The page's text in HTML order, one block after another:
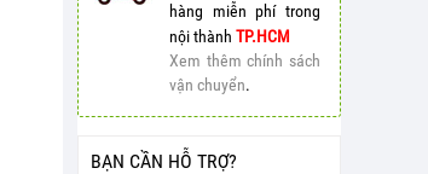
hàng miễn phí trong
nội thành TP.HCM
Xem thêm chính sách
vận chuyển.
BẠN CẦN HỖ TRỢ?